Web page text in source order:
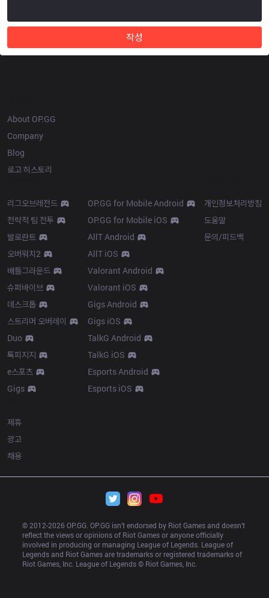
작성
About OP.GG
Company
Blog
로고 히스토리
리그오브레전드
전략적 팀 전투
발로란트
오버워치2
배틀그라운드
슈퍼바이브
데스크톱
스트리머 오버레이
Duo
톡피지지
e스포츠
Gigs
OP.GG for Mobile Android
OP.GG for Mobile iOS
AllT Android
AllT iOS
Valorant Android
Valorant iOS
Gigs Android
Gigs iOS
TalkG Android
TalkG iOS
Esports Android
Esports iOS
개인정보처리방침
도움말
문의/피드백
제휴
광고
채용
© 2012-2026 OP.GG. OP.GG isn’t endorsed by Riot Games and doesn’t
reflect the views or opinions of Riot Games or anyone officially
involved in producing or managing League of Legends. League of
Legends and Riot Games are trademarks or registered trademarks of
Riot Games, Inc. League of Legends © Riot Games, Inc.